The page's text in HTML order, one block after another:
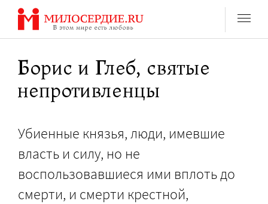
Перейти
содержанию
Борис и Глеб, святые
непротивленцы
Убиенные князья, люди, имевшие
власть и силу, но не
воспользовавшиеся ими вплоть до
смерти, и смерти крестной,